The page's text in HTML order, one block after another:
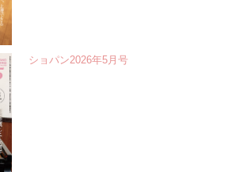
ショパン2026年5月号